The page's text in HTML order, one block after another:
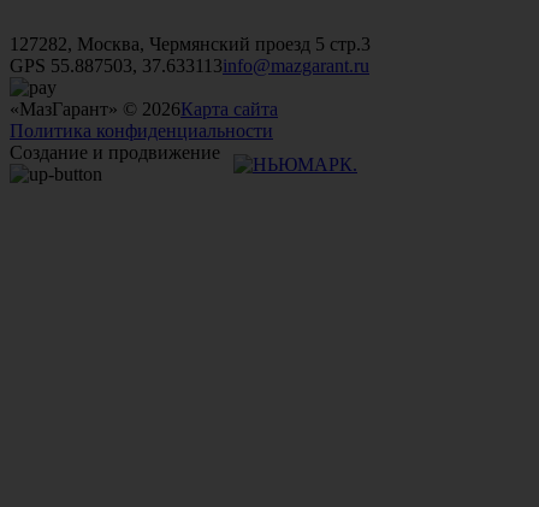
127282, Москва, Чермянский проезд 5 стр.3
GPS 55.887503, 37.633113info@mazgarant.ru
«МазГарант» © 2026Карта сайта
Политика конфиденциальности
Создание и продвижение